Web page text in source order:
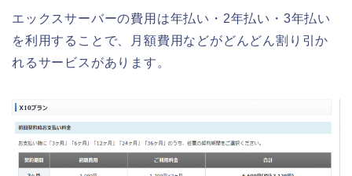
エックスサーバーの費用は年払い・2年払い・3年払い
を利用することで、月額費用などがどんどん割り引か
れるサービスがあります。